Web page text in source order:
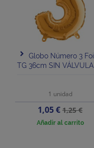
Globo Número 3 Foil
TG 36cm SIN VÁLVULA
1 unidad
Precio
1,05 €Precio
base
1,25 €
Añadir al carrito